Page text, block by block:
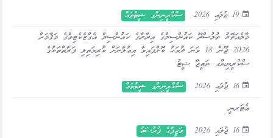
19 ޖުލައި 2026 ސްކްރީނިންގ ޝީޓުތައް
މާލެއަތޮޅު ތުލުސްދޫ ކައުންސިލްގެ އިދާރާގެ ކައުންސިލް އެގްޒެކެޓިވްގެ މަޤާމަށް
2026 ޖޫން 18 ވަނަ ދުވަހު ކޮށްފައިވާ އިޢުލާނަށް ކުރިމަތިލި ފަރާތްތަކުގެ
ސްކްރީނިންގ ނަތީޖާ ޝީޓު
16 ޖުލައި 2026 ސްކްރީނިންގ ޝީޓުތައް
އެޓަރނީ
16 ޖުލައި 2026 ވަޒީފާގެ ފުރުސަތު